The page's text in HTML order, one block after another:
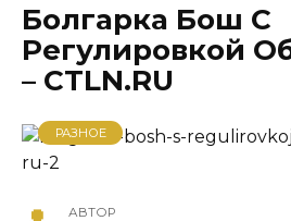
Болгарка Бош С
Регулировкой
– CTLN.RU
РАЗНОЕ
АВТОР